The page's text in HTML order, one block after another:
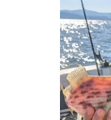
o
o
k